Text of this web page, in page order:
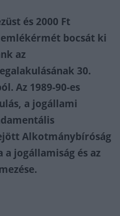
és 2000 Ft
bocsát ki
az
30.
Az 1989-90-es
a jogállami
Alkotmánybíróság
jogállamiság és az